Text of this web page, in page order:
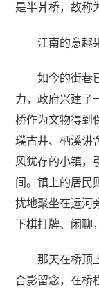
是半爿桥，故称
江南的意趣
如今的街巷
力，政府兴建了
桥作为文物得到
璞古井、栖溪讲
风犹存的小镇，
间。镇上的居民
扰地聚坐在运河
下棋打牌、闲聊
那天在桥顶
合影留念，在桥